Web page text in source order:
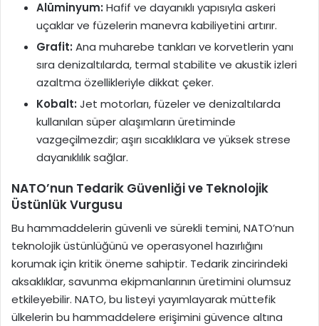
Alüminyum: Hafif ve dayanıklı yapısıyla askeri
uçaklar ve füzelerin manevra kabiliyetini artırır.
Grafit: Ana muharebe tankları ve korvetlerin yanı
sıra denizaltılarda, termal stabilite ve akustik izleri
azaltma özellikleriyle dikkat çeker.
Kobalt: Jet motorları, füzeler ve denizaltılarda
kullanılan süper alaşımların üretiminde
vazgeçilmezdir; aşırı sıcaklıklara ve yüksek strese
dayanıklılık sağlar.
NATO’nun Tedarik Güvenliği ve Teknolojik
Üstünlük Vurgusu
Bu hammaddelerin güvenli ve sürekli temini, NATO’nun
teknolojik üstünlüğünü ve operasyonel hazırlığını
korumak için kritik öneme sahiptir. Tedarik zincirindeki
aksaklıklar, savunma ekipmanlarının üretimini olumsuz
etkileyebilir. NATO, bu listeyi yayımlayarak müttefik
ülkelerin bu hammaddelere erişimini güvence altına